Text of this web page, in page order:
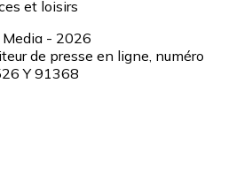
et loisirs
- 2026
de presse en ligne, numéro
Y 91368